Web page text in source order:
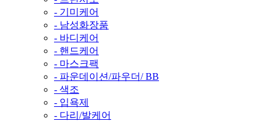
- 기미케어
- 남성화장품
- 바디케어
- 핸드케어
- 마스크팩
- 파운데이션/파우더/ BB
- 색조
- 입욕제
- 다리/발케어